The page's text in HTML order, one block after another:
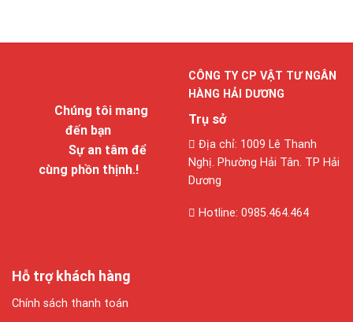
Chúng tôi mang
đến bạn
Sự an tâm để
cùng phồn thịnh.!
CÔNG TY CP VẬT TƯ NGÂN
HÀNG HẢI DƯƠNG
Trụ sở
Địa chỉ: 1009 Lê Thanh
Nghị. Phường Hải Tân. TP Hải
Dương
Hotline: 0985.464.464
Hỗ trợ khách hàng
Chính sách thanh toán